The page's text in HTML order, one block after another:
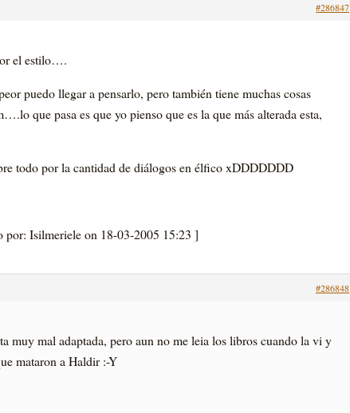
#286847
el estilo….
puedo llegar a pensarlo, pero también tiene muchas cosas
que pasa es que yo pienso que es la que más alterada esta,
todo por la cantidad de diálogos en élfico xDDDDDDD
por: Isilmeriele on 18-03-2005 15:23 ]
#286848
muy mal adaptada, pero aun no me leia los libros cuando la vi y
mataron a Haldir :-Y